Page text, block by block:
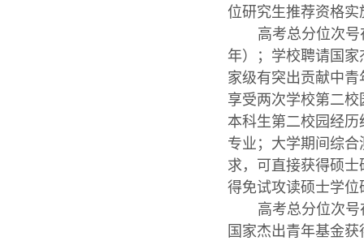
位研究生推荐资格
高考总分位次
年）；学校聘请国
家级有突出贡献中
享受两次学校第二
本科生第二校园经
专业；大学期间综
求，可直接获得硕
得免试攻读硕士学
高考总分位次
国家杰出青年基金